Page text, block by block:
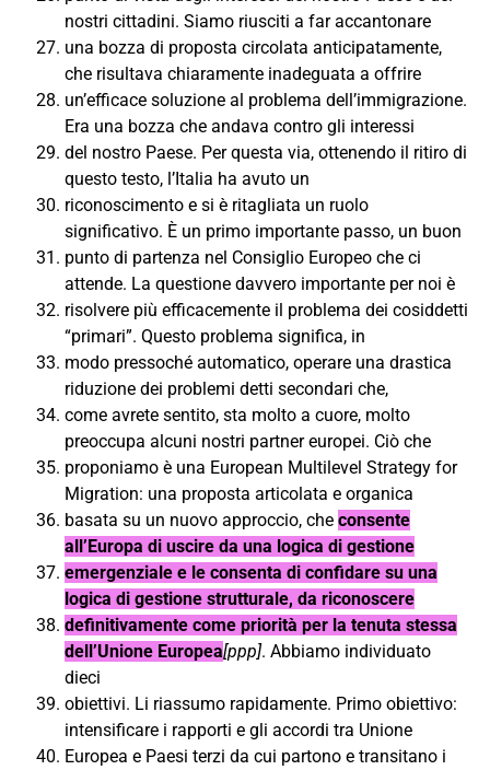
nostri cittadini. Siamo riusciti a far accantonare
una bozza di proposta circolata anticipatamente,
che risultava chiaramente inadeguata a offrire
un’efficace soluzione al problema dell’immigrazione.
Era una bozza che andava contro gli interessi
del nostro Paese. Per questa via, ottenendo il ritiro di
questo testo, l’Italia ha avuto un
riconoscimento e si è ritagliata un ruolo
significativo. È un primo importante passo, un buon
punto di partenza nel Consiglio Europeo che ci
attende. La questione davvero importante per noi è
risolvere più efficacemente il problema dei cosiddetti
“primari”. Questo problema significa, in
modo pressoché automatico, operare una drastica
riduzione dei problemi detti secondari che,
come avrete sentito, sta molto a cuore, molto
preoccupa alcuni nostri partner europei. Ciò che
proponiamo è una European Multilevel Strategy for
Migration: una proposta articolata e organica
basata su un nuovo approccio, che consente
all’Europa di uscire da una logica di gestione
emergenziale e le consenta di confidare su una
logica di gestione strutturale, da riconoscere
definitivamente come priorità per la tenuta stessa
dell’Unione Europea[ppp]. Abbiamo individuato
dieci
obiettivi. Li riassumo rapidamente. Primo obiettivo:
intensificare i rapporti e gli accordi tra Unione
Europea e Paesi terzi da cui partono e transitano i